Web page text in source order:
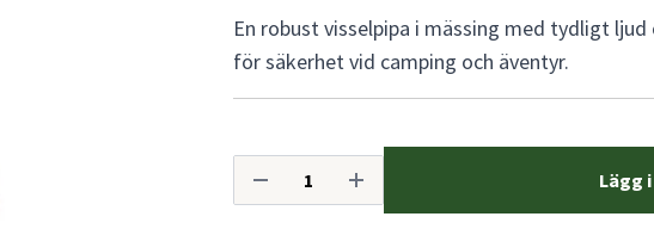
En robust visselpipa i mässing med tydligt
för säkerhet vid camping och äventyr.
Lägg